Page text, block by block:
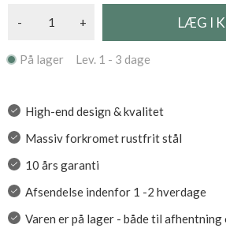
- +
På lager Lev. 1 - 3 dage
High-end design & kvalitet
Massiv forkromet rustfrit stål
10 års garanti
Afsendelse indenfor 1 -2 hverdage
Varen er på lager - både til